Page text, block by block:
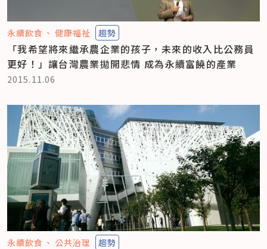
永續飲食 健康福祉 趨勢
「我希望將來繼承農企業的孩子，未來的收入比公務員
更好！」讓台灣農業拋開悲情 成為永續富饒的產業
2015.11.06
永續飲食 公共治理 趨勢